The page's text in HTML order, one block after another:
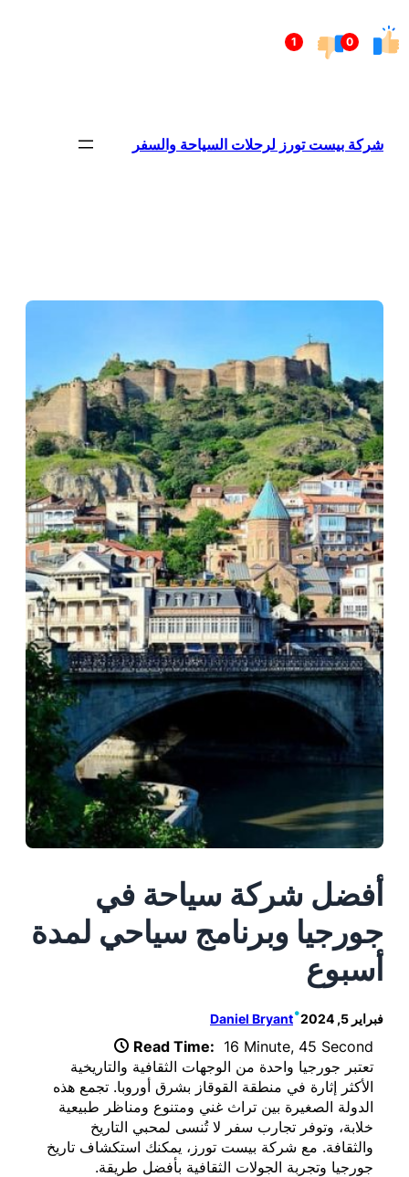
0
1إلى
المحتوى
شركة بيست تورز لرحلات السياحة والسفر
أفضل شركة سياحة في
جورجيا وبرنامج سياحي لمدة
أسبوع
فبراير 5, 2024 •
Daniel Bryant
Read Time: 16 Minute, 45 Second
تعتبر جورجيا واحدة من الوجهات الثقافية والتاريخية
الأكثر إثارة في منطقة القوقاز بشرق أوروبا. تجمع هذه
الدولة الصغيرة بين تراث غني ومتنوع ومناظر طبيعية
خلابة، وتوفر تجارب سفر لا تُنسى لمحبي التاريخ
والثقافة. مع شركة بيست تورز، يمكنك استكشاف تاريخ
جورجيا وتجربة الجولات الثقافية بأفضل طريقة.